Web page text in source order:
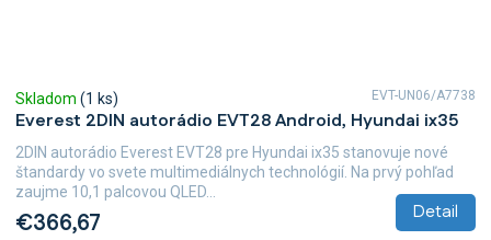
Everest 2DIN autorádio EVT28 Android, Hyundai ix35
Skladom (1 ks)
€366,67 Detail
2DIN autorádio Everest EVT28 pre Hyundai ix35 stanovuje nové
štandardy vo svete multimediálnych technológií. Na prvý pohľad
zaujme 10,1 palcovou QLED...
EVT-UN06/A7738